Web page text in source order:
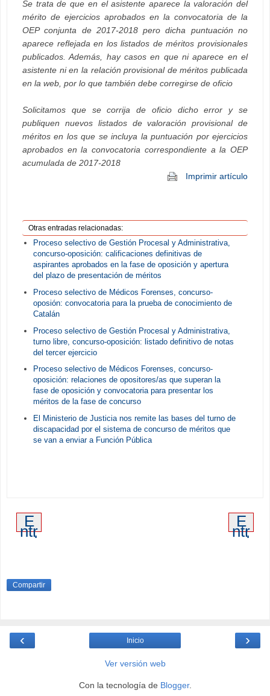
Se trata de que en el asistente aparece la valoración del
mérito de ejercicios aprobados en la convocatoria de la
OEP conjunta de 2017-2018 pero dicha puntuación no
aparece reflejada en los listados de méritos provisionales
publicados. Además, hay casos en que ni aparece en el
asistente ni en la relación provisional de méritos publicada
en la web, por lo que también debe corregirse de oficio
Solicitamos que se corrija de oficio dicho error y se
publiquen nuevos listados de valoración provisional de
méritos en los que se incluya la puntuación por ejercicios
aprobados en la convocatoria correspondiente a la OEP
acumulada de 2017-2018
Imprimir artículo
Otras entradas relacionadas:
Proceso selectivo de Gestión Procesal y Administrativa,
concurso-oposición: calificaciones definitivas de
aspirantes aprobados en la fase de oposición y apertura
del plazo de presentación de méritos
Proceso selectivo de Médicos Forenses, concurso-
oposión: convocatoria para la prueba de conocimiento de
Catalán
Proceso selectivo de Gestión Procesal y Administrativa,
turno libre, concurso-oposición: listado definitivo de notas
del tercer ejercicio
Proceso selectivo de Médicos Forenses, concurso-
oposición: relaciones de opositores/as que superan la
fase de oposición y convocatoria para presentar los
méritos de la fase de concurso
El Ministerio de Justicia nos remite las bases del turno de
discapacidad por el sistema de concurso de méritos que
se van a enviar a Función Pública
E
ntr
ad
re
ci
E
ntr
ad
Compartir
‹ ›
Inicio
Ver versión web
Con la tecnología de Blogger.